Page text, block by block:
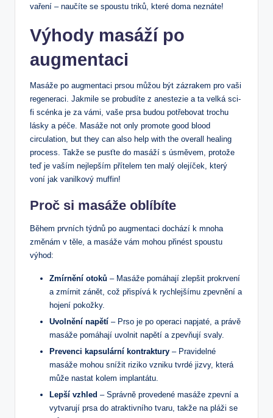
vaření – naučíte se spoustu triků, které doma neznáte!
Výhody masáží po
augmentaci
Masáže po augmentaci prsou můžou být zázrakem pro vaši
regeneraci. Jakmile se probudíte z anestezie a ta velká sci-
fi scénka je za vámi, vaše prsa budou potřebovat trochu
lásky a péče. Masáže not only promote good blood
circulation, but they can also help with the overall healing
process. Takže se pusťte do masáží s úsměvem, protože
teď je vaším nejlepším přítelem ten malý olejíček, který
voní jak vanilkový muffin!
Proč si masáže oblíbíte
Během prvních týdnů po augmentaci dochází k mnoha
změnám v těle, a masáže vám mohou přinést spoustu
výhod:
Zmírnění otoků – Masáže pomáhají zlepšit prokrvení
a zmírnit zánět, což přispívá k rychlejšímu zpevnění a
hojení pokožky.
Uvolnění napětí – Prso je po operaci napjaté, a právě
masáže pomáhají uvolnit napětí a zpevňují svaly.
Prevenci kapsulární kontraktury – Pravidelné
masáže mohou snížit riziko vzniku tvrdé jizvy, která
může nastat kolem implantátu.
Lepší vzhled – Správně provedené masáže zpevní a
vytvarují prsa do atraktivního tvaru, takže na pláži se